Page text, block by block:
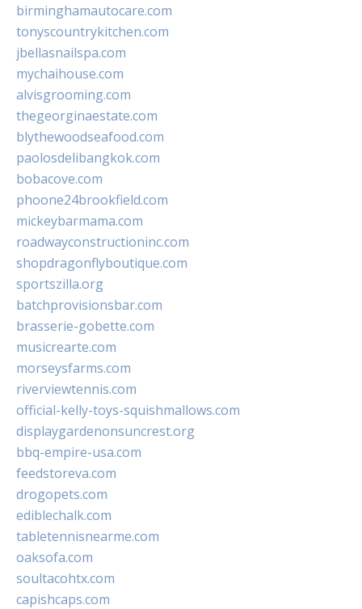
birminghamautocare.com
tonyscountrykitchen.com
jbellasnailspa.com
mychaihouse.com
alvisgrooming.com
thegeorginaestate.com
blythewoodseafood.com
paolosdelibangkok.com
bobacove.com
phoone24brookfield.com
mickeybarmama.com
roadwayconstructioninc.com
shopdragonflyboutique.com
sportszilla.org
batchprovisionsbar.com
brasserie-gobette.com
musicrearte.com
morseysfarms.com
riverviewtennis.com
official-kelly-toys-squishmallows.com
displaygardenonsuncrest.org
bbq-empire-usa.com
feedstoreva.com
drogopets.com
ediblechalk.com
tabletennisnearme.com
oaksofa.com
soultacohtx.com
capishcaps.com